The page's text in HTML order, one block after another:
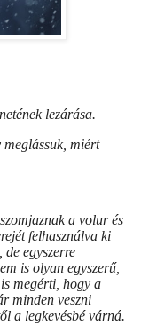
lezárása.
miért
a volur és
felhasználva ki
egyszerre
is olyan egyszerű,
megérti, hogy a
minden veszni
a legkevésbé várná.